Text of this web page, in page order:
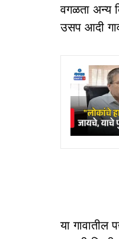
वगळता अन्य
उसप आदी
या गावातील